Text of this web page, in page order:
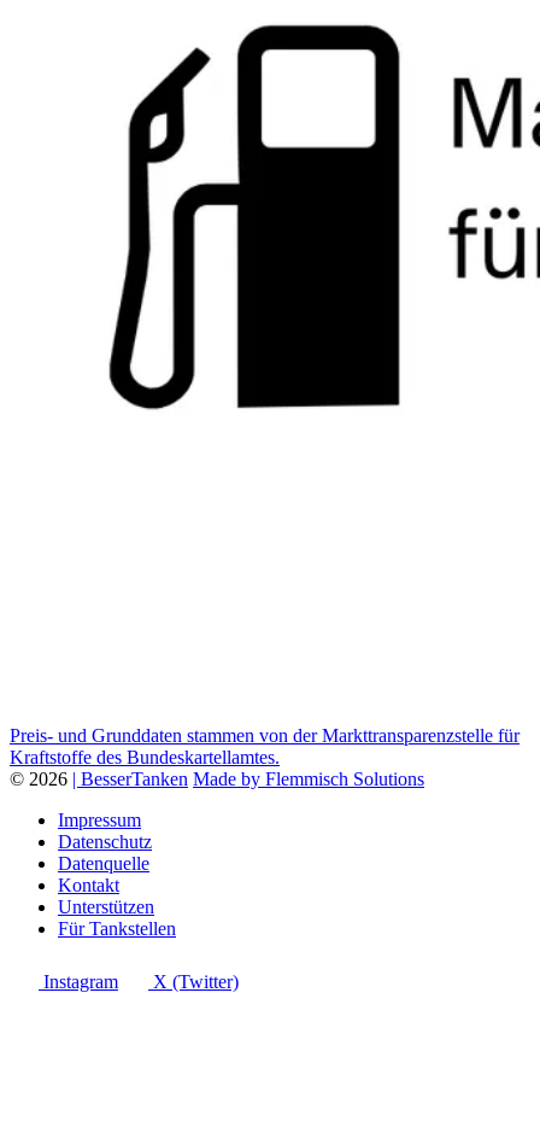
Preis- und Grunddaten stammen von der Markttransparenzstelle für
Kraftstoffe des Bundeskartellamtes.
© 2026 | BesserTanken Made by Flemmisch Solutions
Impressum
Datenschutz
Datenquelle
Kontakt
Unterstützen
Für Tankstellen
Instagram X (Twitter)